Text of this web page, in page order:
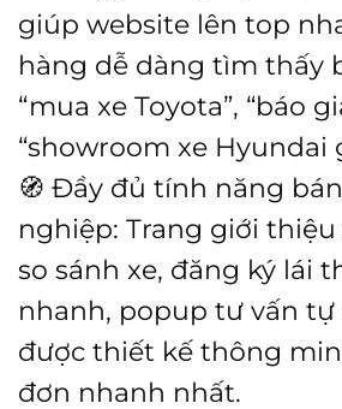
giúp website lên top
hàng dễ dàng tìm thấy
“mua xe Toyota”, “báo
“showroom xe Hyundai
🧭 Đầy đủ tính năng
nghiệp: Trang giới thiệu
so sánh xe, đăng ký lái
nhanh, popup tư vấn tự
được thiết kế thông
đơn nhanh nhất.